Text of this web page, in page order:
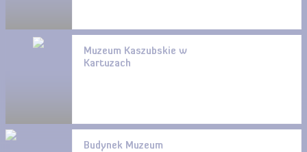
Muzeum Kaszubskie w
Kartuzach
Budynek Muzeum